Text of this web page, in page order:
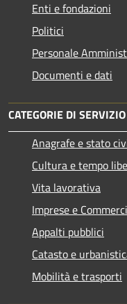
Enti e fondazioni
Politici
Personale
Documenti e dati
CATEGORIE DI SERVIZIO
Anagrafe e stato
Cultura e tempo
Vita lavorativa
Imprese e
Appalti pubblici
Catasto e
Mobilità e trasporti